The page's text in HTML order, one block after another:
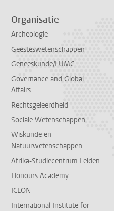
Organisatie
Archeologie
Geesteswetenschappen
Geneeskunde/LUMC
Governance and Global
Affairs
Rechtsgeleerdheid
Sociale Wetenschappen
Wiskunde en
Natuurwetenschappen
Afrika-Studiecentrum Leiden
Honours Academy
ICLON
International Institute for